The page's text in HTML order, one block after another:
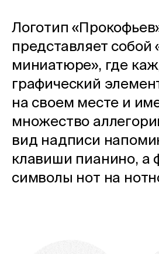
Логотип
представляет собой
миниатюре», где
графический
на своем месте и
множество
вид надписи
клавиши пианино, а
символы нот на